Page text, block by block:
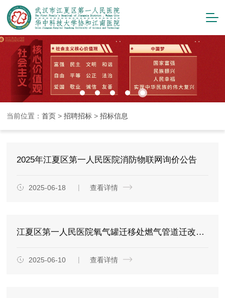
当前位置：首页 >招聘招标 >招标信息
2025年江夏区第一人民医院消防物联网询价公告
2025-06-18 查看详情
江夏区第一人民医院氧气罐迁移处燃气管道迁改工程询价公告
2025-06-10 查看详情